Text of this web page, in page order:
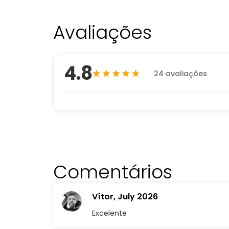
Avaliações
4.8
24 avaliações
Comentários
Vítor, July 2026
Excelente